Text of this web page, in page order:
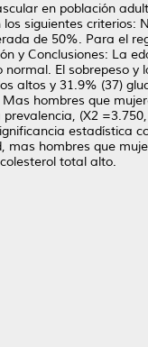
en población
siguientes criterios:
de 50%. Para el
y Conclusiones: La
El sobrepeso y
altos y 31.9% (37)
hombres que
(X2
estadística
mas hombres que
total alto.